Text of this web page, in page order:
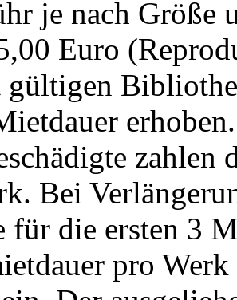
je nach Größe
Euro
gültigen
zahlen
Bei
für die ersten 3
pro